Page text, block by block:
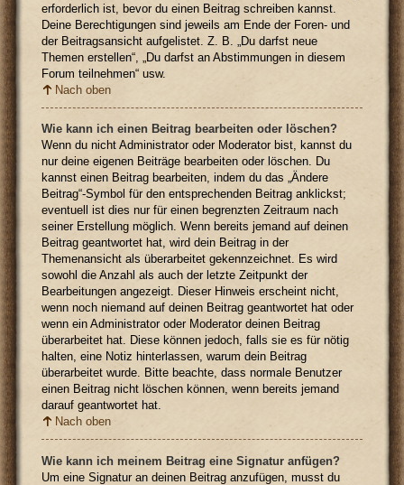
erforderlich ist, bevor du einen Beitrag schreiben kannst.
Deine Berechtigungen sind jeweils am Ende der Foren- und
der Beitragsansicht aufgelistet. Z. B. „Du darfst neue
Themen erstellen“, „Du darfst an Abstimmungen in diesem
Forum teilnehmen“ usw.
Nach oben
Wie kann ich einen Beitrag bearbeiten oder löschen?
Wenn du nicht Administrator oder Moderator bist, kannst du
nur deine eigenen Beiträge bearbeiten oder löschen. Du
kannst einen Beitrag bearbeiten, indem du das „Ändere
Beitrag“-Symbol für den entsprechenden Beitrag anklickst;
eventuell ist dies nur für einen begrenzten Zeitraum nach
seiner Erstellung möglich. Wenn bereits jemand auf deinen
Beitrag geantwortet hat, wird dein Beitrag in der
Themenansicht als überarbeitet gekennzeichnet. Es wird
sowohl die Anzahl als auch der letzte Zeitpunkt der
Bearbeitungen angezeigt. Dieser Hinweis erscheint nicht,
wenn noch niemand auf deinen Beitrag geantwortet hat oder
wenn ein Administrator oder Moderator deinen Beitrag
überarbeitet hat. Diese können jedoch, falls sie es für nötig
halten, eine Notiz hinterlassen, warum dein Beitrag
überarbeitet wurde. Bitte beachte, dass normale Benutzer
einen Beitrag nicht löschen können, wenn bereits jemand
darauf geantwortet hat.
Nach oben
Wie kann ich meinem Beitrag eine Signatur anfügen?
Um eine Signatur an deinen Beitrag anzufügen, musst du